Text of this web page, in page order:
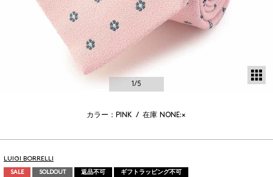
1/5
カラー：PINK / 在庫 NONE:×
LUIGI BORRELLI
SALE SOLDOUT 返品不可 ギフトラッピング不可